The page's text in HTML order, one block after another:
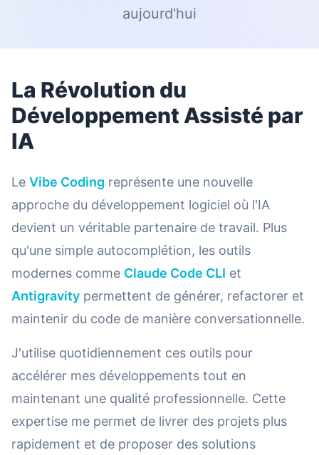
aujourd'hui
La Révolution du
Développement Assisté par
IA
Le Vibe Coding représente une nouvelle
approche du développement logiciel où l'IA
devient un véritable partenaire de travail. Plus
qu'une simple autocomplétion, les outils
modernes comme Claude Code CLI et
Antigravity permettent de générer, refactorer et
maintenir du code de manière conversationnelle.
J'utilise quotidiennement ces outils pour
accélérer mes développements tout en
maintenant une qualité professionnelle. Cette
expertise me permet de livrer des projets plus
rapidement et de proposer des solutions